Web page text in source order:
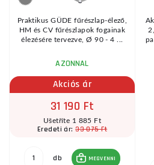
Praktikus GÜDE fűrészlap-élező,
HM és CV fűrészlapok fogainak
élezésére tervezve, Ø 90 - 4 ...
AZONNAL
Akciós ár
31 190 Ft
Ušetříte 1 885 Ft
Eredeti ár:33 075 Ft
db MEGVENNI